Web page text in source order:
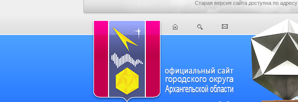
Старая версия сайта доступна по адресу